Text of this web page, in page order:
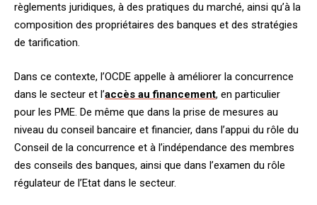
règlements juridiques, à des pratiques du marché, ainsi qu’à la
composition des propriétaires des banques et des stratégies
de tarification.
Dans ce contexte, l’OCDE appelle à améliorer la concurrence
dans le secteur et l’accès au financement, en particulier
pour les PME. De même que dans la prise de mesures au
niveau du conseil bancaire et financier, dans l’appui du rôle du
Conseil de la concurrence et à l’indépendance des membres
des conseils des banques, ainsi que dans l’examen du rôle
régulateur de l’Etat dans le secteur.